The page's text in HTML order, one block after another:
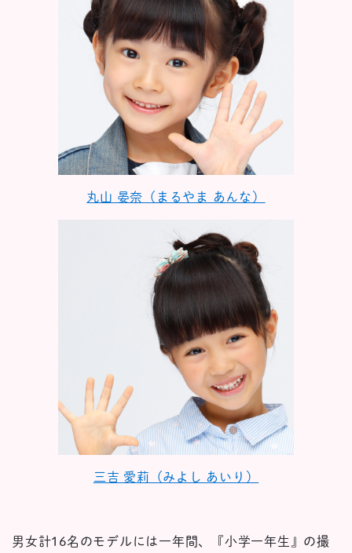
丸山 晏奈（まるやま あんな）
三吉 愛莉（みよし あいり）
男女計16名のモデルには一年間、『小学一年生』の撮